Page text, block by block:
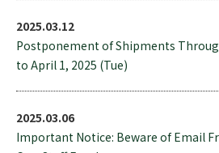
2025.03.12
Postponement of Shipments
to April 1, 2025 (Tue)
2025.03.06
Important Notice: Beware of Email